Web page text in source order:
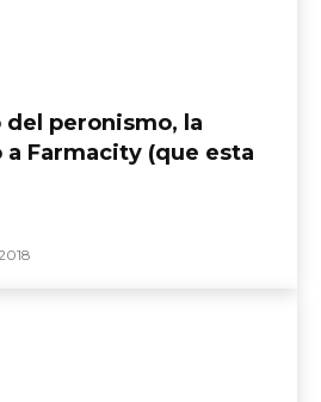
del peronismo, la
Farmacity (que esta